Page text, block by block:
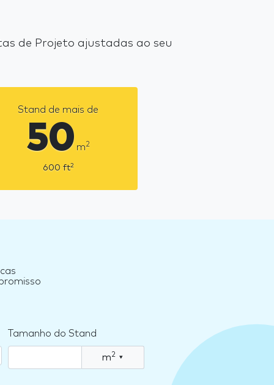
de Projeto ajustadas ao seu
Stand de mais de
50 m2
600 ft2
Tamanho do Stand
m2 ▾